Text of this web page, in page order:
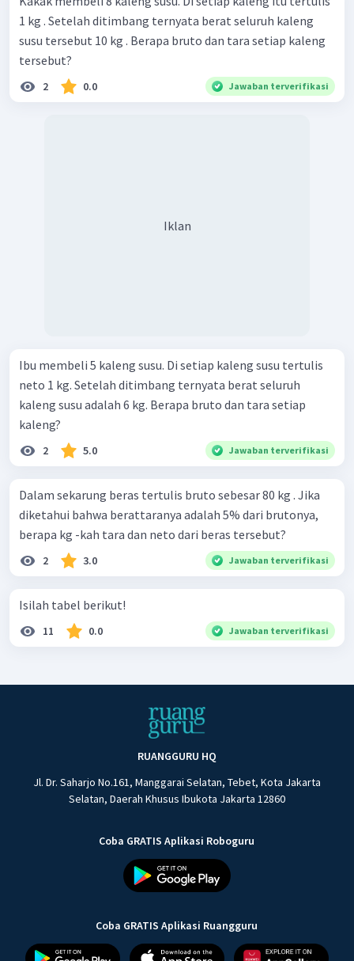
1 kg . Setelah ditimbang ternyata berat seluruh kaleng
susu tersebut 10 kg . Berapa bruto dan tara setiap kaleng
tersebut?
2 0.0 Jawaban terverifikasi
Iklan
Ibu membeli 5 kaleng susu. Di setiap kaleng susu tertulis
neto 1 kg. Setelah ditimbang ternyata berat seluruh
kaleng susu adalah 6 kg. Berapa bruto dan tara setiap
kaleng?
2 5.0 Jawaban terverifikasi
Dalam sekarung beras tertulis bruto sebesar 80 kg . Jika
diketahui bahwa berattaranya adalah 5% dari brutonya,
berapa kg -kah tara dan neto dari beras tersebut?
2 3.0 Jawaban terverifikasi
Isilah tabel berikut!
11 0.0 Jawaban terverifikasi
RUANGGURU HQ
Jl. Dr. Saharjo No.161, Manggarai Selatan, Tebet, Kota Jakarta
Selatan, Daerah Khusus Ibukota Jakarta 12860
Coba GRATIS Aplikasi Roboguru
Coba GRATIS Aplikasi Ruangguru